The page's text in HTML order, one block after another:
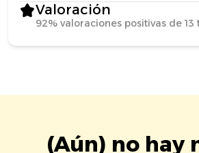
Valoración
92% valoraciones positivas de 13
(Aún) no hay